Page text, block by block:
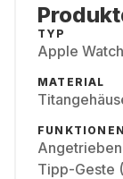
TYP
Apple Watch
MATERIAL
FUNKTIONEN
Tipp-Geste